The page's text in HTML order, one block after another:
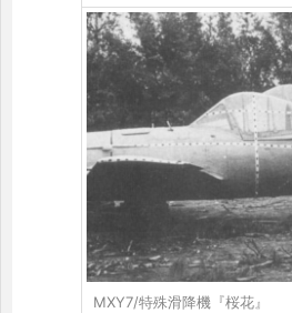
MXY7/特殊滑降機『桜花』